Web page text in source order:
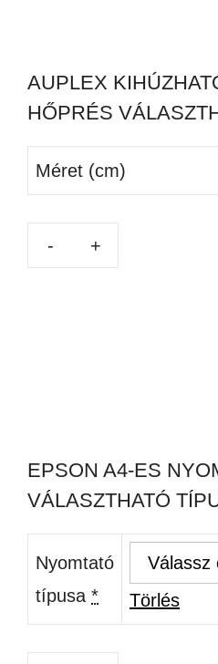
AUPLEX
HŐPRÉS
Méret (cm)
EPSON A4-ES
VÁLASZTHATÓ
Nyomtató
típusa * Törlés